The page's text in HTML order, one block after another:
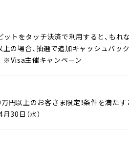
トをタッチ決済で利用すると、もれ
の場合、抽選で追加キャッシュバッ
※Visa主催キャンペーン
以上のお客さま限定！条件を満たす
30日（水）